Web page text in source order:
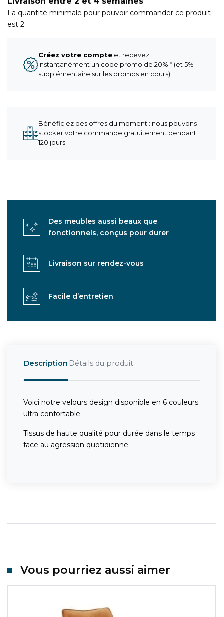
La quantité minimale pour pouvoir commander ce produit
est 2.
Créez votre compte et recevez
instantanément un code promo de 20% * (et 5%
supplémentaire sur les promos en cours)
Bénéficiez des offres du moment : nous pouvons
stocker votre commande gratuitement pendant
120 jours
Des meubles aussi beaux que
fonctionnels, conçus pour durer
Livraison sur rendez-vous
Facile d’entretien
Description Détails du produit
Voici notre velours design disponible en 6 couleurs.
ultra confortable.
Tissus de haute qualité pour durée dans le temps
face au agression quotidienne.
Vous pourriez aussi aimer